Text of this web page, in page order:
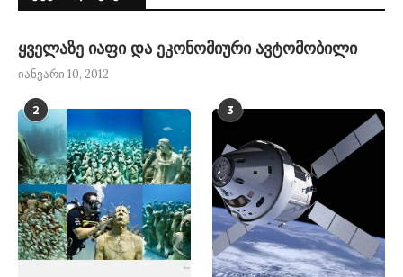
ყველაზე იაფი და ეკონომიური ავტომობილი
იანვარი 10, 2012
2 3